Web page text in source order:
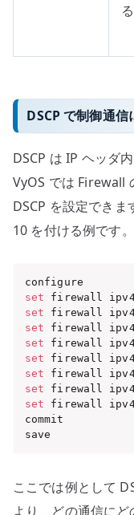
DSCP で制御通
DSCP は IP ヘッダ
VyOS では Firewall
DSCP を設定できま
10 を付ける例です。
set firewall
set firewall
set firewall
set firewall
set firewall
set firewall
set firewall
set firewall
commit
save
ここでは例として
より、どの通信に